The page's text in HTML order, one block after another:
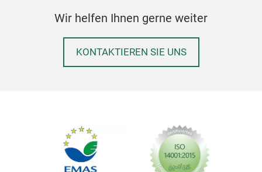
Wir helfen Ihnen gerne weiter
KONTAKTIEREN SIE UNS